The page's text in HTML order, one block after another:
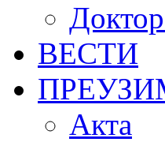
ВЕСТИ
Акта